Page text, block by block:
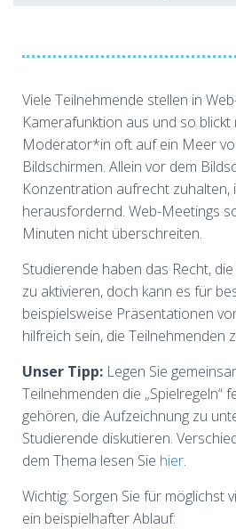
Viele Teilnehmende stellen in
Kamerafunktion aus und so blickt
Moderator*in oft auf ein Meer
Bildschirmen. Allein vor dem
Konzentration aufrecht zuhalten,
herausfordernd. Web-Meetings
Minuten nicht überschreiten.
Studierende haben das Recht,
zu aktivieren, doch kann es für
beispielsweise Präsentationen
hilfreich sein, die Teilnehmenden
Unser Tipp: Legen Sie
Teilnehmenden die „Spielregeln“
gehören, die Aufzeichnung zu
Studierende diskutieren.
dem Thema lesen Sie hier.
Wichtig: Sorgen Sie für möglichst
ein beispielhafter Ablauf: